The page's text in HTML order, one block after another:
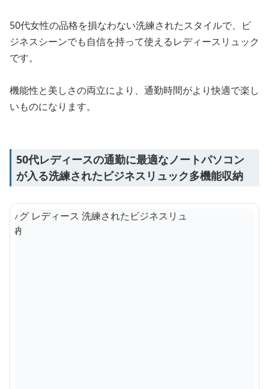
50代女性の品格を損なわない洗練されたスタイルで、ビ
ジネスシーンでも自信を持って使えるレディースリュック
です。
機能性と美しさの両立により、通勤時間がより快適で楽し
いものになります。
50代レディースの通勤に最適なノートパソコン
が入る洗練されたビジネスリュック多機能収納